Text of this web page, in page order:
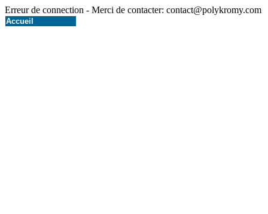
Erreur de connection - Merci de contacter: contact@polykromy.com
Accueil